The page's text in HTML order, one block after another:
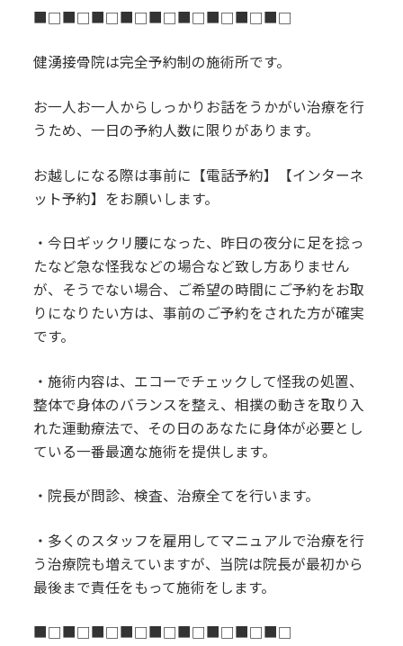
■□■□■□■□■□■□■□■□■□
健湧接骨院は完全予約制の施術所です。
お一人お一人からしっかりお話をうかがい治療を行
うため、一日の予約人数に限りがあります。
お越しになる際は事前に【電話予約】【インターネ
ット予約】をお願いします。
・今日ギックリ腰になった、昨日の夜分に足を捻っ
たなど急な怪我などの場合など致し方ありません
が、そうでない場合、ご希望の時間にご予約をお取
りになりたい方は、事前のご予約をされた方が確実
です。
・施術内容は、エコーでチェックして怪我の処置、
整体で身体のバランスを整え、相撲の動きを取り入
れた運動療法で、その日のあなたに身体が必要とし
ている一番最適な施術を提供します。
・院長が問診、検査、治療全てを行います。
・多くのスタッフを雇用してマニュアルで治療を行
う治療院も増えていますが、当院は院長が最初から
最後まで責任をもって施術をします。
■□■□■□■□■□■□■□■□■□